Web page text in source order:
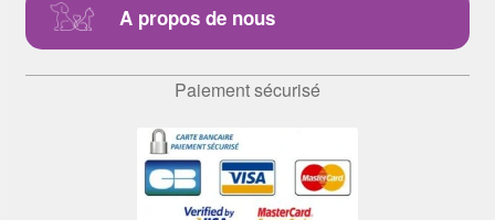
A propos de nous
Paiement sécurisé